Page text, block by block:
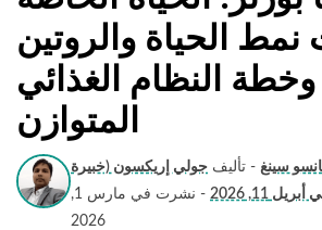
نمط الحياة والروتين
وخطة النظام الغذائي
المتوازن
سينغ - تأليف جولي إريكسون (خبيرة
11, 2026
- نشرت في مارس 1,
2026